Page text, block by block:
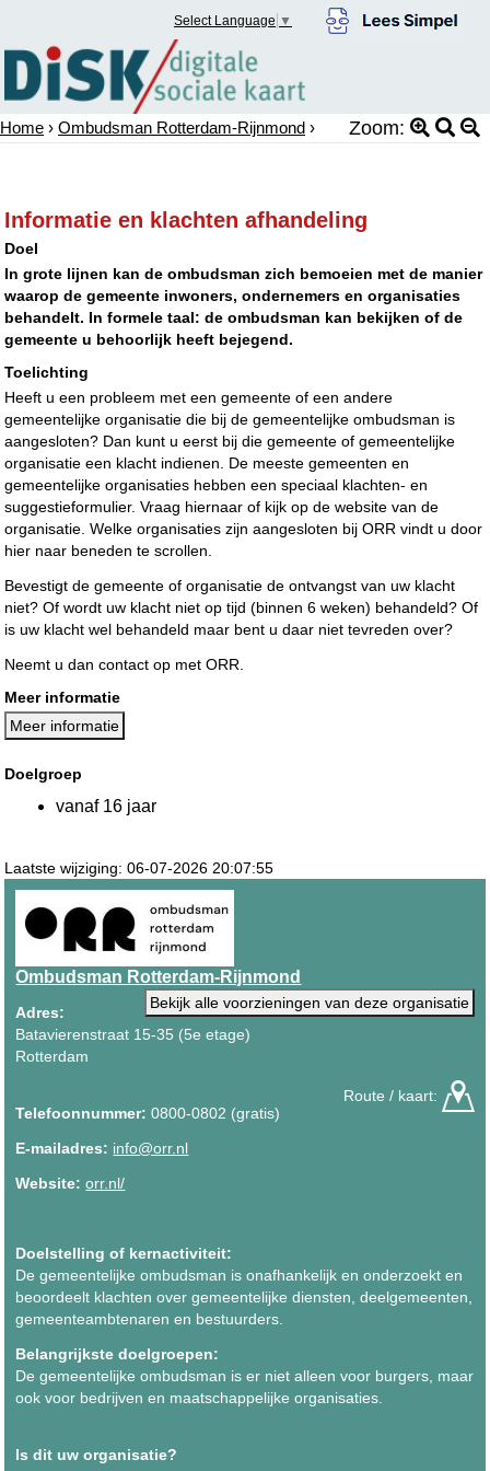
Select Language ▼
Home › Ombudsman Rotterdam-Rijnmond › Zoom:
Informatie en klachten afhandeling
Doel
In grote lijnen kan de ombudsman zich bemoeien met de manier
waarop de gemeente inwoners, ondernemers en organisaties
behandelt. In formele taal: de ombudsman kan bekijken of de
gemeente u behoorlijk heeft bejegend.
Toelichting
Heeft u een probleem met een gemeente of een andere
gemeentelijke organisatie die bij de gemeentelijke ombudsman is
aangesloten? Dan kunt u eerst bij die gemeente of gemeentelijke
organisatie een klacht indienen. De meeste gemeenten en
gemeentelijke organisaties hebben een speciaal klachten- en
suggestieformulier. Vraag hiernaar of kijk op de website van de
organisatie. Welke organisaties zijn aangesloten bij ORR vindt u door
hier naar beneden te scrollen.
Bevestigt de gemeente of organisatie de ontvangst van uw klacht
niet? Of wordt uw klacht niet op tijd (binnen 6 weken) behandeld? Of
is uw klacht wel behandeld maar bent u daar niet tevreden over?
Neemt u dan contact op met ORR.
Meer informatie
Meer informatie
Doelgroep
vanaf 16 jaar
Laatste wijziging: 06-07-2026 20:07:55
Ombudsman Rotterdam-Rijnmond
Bekijk alle voorzieningen van deze organisatie
Adres:
Batavierenstraat 15-35 (5e etage)
Rotterdam
Route / kaart:
Telefoonnummer: 0800-0802 (gratis)
E-mailadres: info@orr.nl
Website: orr.nl/
Doelstelling of kernactiviteit:
De gemeentelijke ombudsman is onafhankelijk en onderzoekt en
beoordeelt klachten over gemeentelijke diensten, deelgemeenten,
gemeenteambtenaren en bestuurders.
Belangrijkste doelgroepen:
De gemeentelijke ombudsman is er niet alleen voor burgers, maar
ook voor bedrijven en maatschappelijke organisaties.
Is dit uw organisatie?